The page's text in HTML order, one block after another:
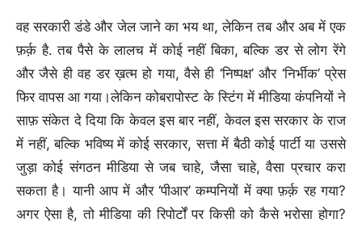
वह सरकारी डंडे और जेल जाने का भय था, लेकिन तब और अब में एक
फ़र्क़ है. तब पैसे के लालच में कोई नहीं बिका, बल्कि डर से लोग रेंगे
और जैसे ही वह डर ख़त्म हो गया, वैसे ही ‘निष्पक्ष’ और ‘निर्भीक’ प्रेस
फिर वापस आ गया।लेकिन कोबरापोस्ट के स्टिंग में मीडिया कंपनियों ने
साफ़ संकेत दे दिया कि केवल इस बार नहीं, केवल इस सरकार के राज
में नहीं, बल्कि भविष्य में कोई सरकार, सत्ता में बैठी कोई पार्टी या उससे
जुड़ा कोई संगठन मीडिया से जब चाहे, जैसा चाहे, वैसा प्रचार करा
सकता है। यानी आप में और ‘पीआर’ कम्पनियों में क्या फ़र्क़ रह गया?
अगर ऐसा है, तो मीडिया की रिपोर्टों पर किसी को कैसे भरोसा होगा?